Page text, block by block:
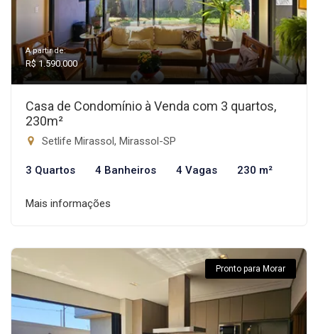
A partir de:
R$ 1.590.000
Casa de Condomínio à Venda com 3 quartos,
230m²
Setlife Mirassol, Mirassol-SP
3 Quartos 4 Banheiros 4 Vagas 230 m²
Mais informações
Pronto para Morar